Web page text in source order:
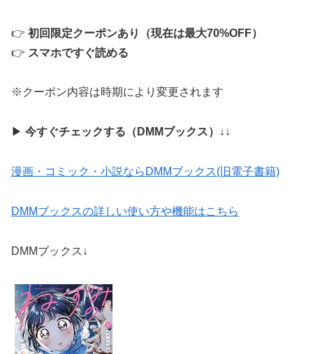
👉 初回限定クーポンあり（現在は最大70%OFF）
👉 スマホですぐ読める
※クーポン内容は時期により変更されます
▶ 今すぐチェックする（DMMブックス） ↓↓
漫画・コミック・小説ならDMMブックス(旧電子書籍)
DMMブックスの詳しい使い方や機能はこちら
DMMブックス↓